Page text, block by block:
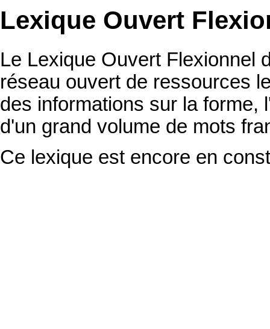
Lexique Ouvert
Le Lexique Ouvert Flexionnel
réseau ouvert de ressources
des informations sur la forme,
d'un grand volume de mots
Ce lexique est encore en